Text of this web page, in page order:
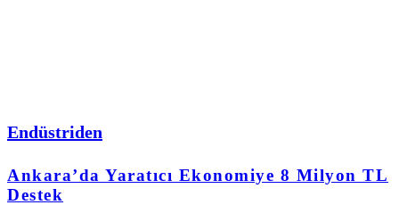
Endüstriden
Ankara’da Yaratıcı Ekonomiye 8 Milyon TL
Destek